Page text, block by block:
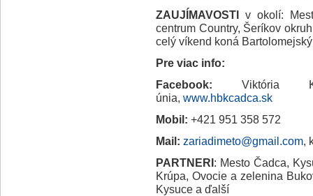
ZAUJÍMAVOSTI
v okolí:
centrum Country, Šeríkov
celý víkend koná
Pre viac info:
Facebook: Viktória
únia, www.hbkcadca.sk
Mobil: +421 951 358 572
Mail: zariadimeto@gmail.com,
PARTNERI : Mesto Čadca,
Krúpa, Ovocie a zelenina
Kysuce a ďalší